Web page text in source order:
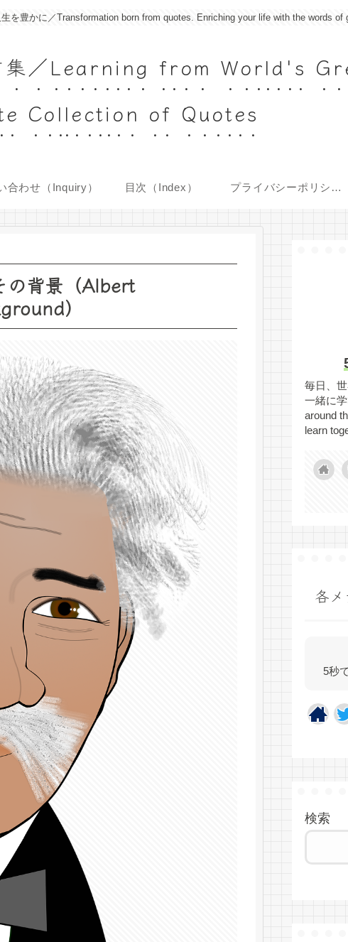
を豊かに／Transformation born from quotes. Enriching your life with the words of
言集／Learning from World's
Collection of Quotes
合わせ（Inquiry） 目次（Index） プライバシーポリシー
（Policy）
の背景（Albert
）
毎日、
一緒に
around
learn
各
5秒
検索